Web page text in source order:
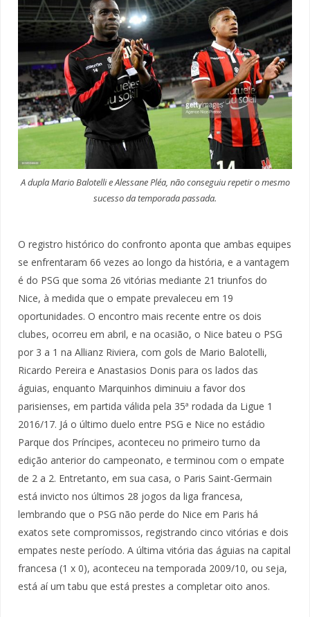
A dupla Mario Balotelli e Alessane Pléa, não conseguiu repetir o mesmo
sucesso da temporada passada.
O registro histórico do confronto aponta que ambas equipes
se enfrentaram 66 vezes ao longo da história, e a vantagem
é do PSG que soma 26 vitórias mediante 21 triunfos do
Nice, à medida que o empate prevaleceu em 19
oportunidades. O encontro mais recente entre os dois
clubes, ocorreu em abril, e na ocasião, o Nice bateu o PSG
por 3 a 1 na Allianz Riviera, com gols de Mario Balotelli,
Ricardo Pereira e Anastasios Donis para os lados das
águias, enquanto Marquinhos diminuiu a favor dos
parisienses, em partida válida pela 35ª rodada da Ligue 1
2016/17. Já o último duelo entre PSG e Nice no estádio
Parque dos Príncipes, aconteceu no primeiro turno da
edição anterior do campeonato, e terminou com o empate
de 2 a 2. Entretanto, em sua casa, o Paris Saint-Germain
está invicto nos últimos 28 jogos da liga francesa,
lembrando que o PSG não perde do Nice em Paris há
exatos sete compromissos, registrando cinco vitórias e dois
empates neste período. A última vitória das águias na capital
francesa (1 x 0), aconteceu na temporada 2009/10, ou seja,
está aí um tabu que está prestes a completar oito anos.